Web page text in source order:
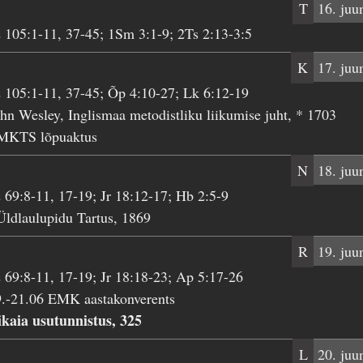
T
16.
105:1-11, 37-45; 1Sm 3:1-9; 2Ts 2:13-3:5
K
17.
105:1-11, 37-45; Õp 4:10-27; Lk 6:12-19
Wesley, Inglismaa metodistliku liikumise juht, * 1703
lõpuaktus
N
18.
69:8-11, 17-19; Jr 18:12-17; Hb 2:5-9
Tartus, 1869
R
19.
69:8-11, 17-19; Jr 18:18-23; Ap 5:17-26
21.06 EMK aastakonverents
usutunnistus, 325
L 20.